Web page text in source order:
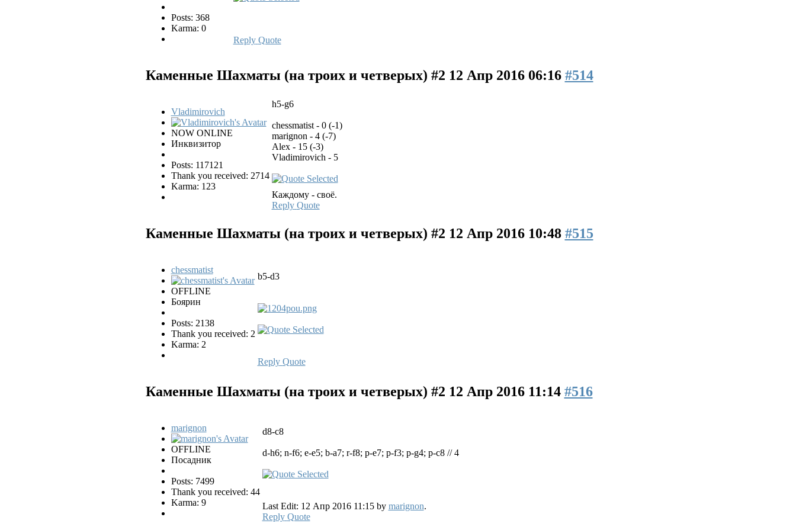
Posts: 368
Karma: 0
Reply Quote
Каменные Шахматы (на троих и четверых) #2 12 Апр 2016 06:16 #514
Vladimirovich
NOW ONLINE
Инквизитор
Posts: 117121
Thank you received: 2714
Karma: 123
h5-g6
chessmatist - 0 (-1)
marignon - 4 (-7)
Alex - 15 (-3)
Vladimirovich - 5
Каждому - своё.
Reply Quote
Каменные Шахматы (на троих и четверых) #2 12 Апр 2016 10:48 #515
chessmatist
OFFLINE
Боярин
Posts: 2138
Thank you received: 2
Karma: 2
b5-d3
Reply Quote
Каменные Шахматы (на троих и четверых) #2 12 Апр 2016 11:14 #516
marignon
OFFLINE
Посадник
Posts: 7499
Thank you received: 44
Karma: 9
d8-c8
d-h6; n-f6; e-e5; b-a7; r-f8; p-e7; p-f3; p-g4; p-c8 // 4
Last Edit: 12 Апр 2016 11:15 by marignon.
Reply Quote